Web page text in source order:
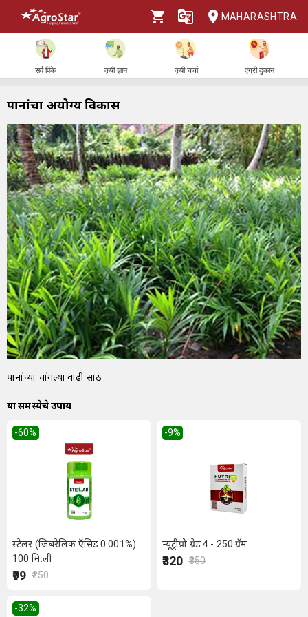
MAHARASHTRA
सर्व पिके कृषी ज्ञान कृषी चर्चा एग्री दुकान
पानांचा अयोग्य विकास
पानांच्या चांगल्या वाढी साठी
या समस्येचे उपाय
-60%
स्टेलर (जिबरेलिक ऍसिड 0.001%)
100 मि.ली
₹99 ₹250
-9%
न्यूट्रीप्रो ग्रेड 4 - 250 ग्रॅम
₹320 ₹350
-32%